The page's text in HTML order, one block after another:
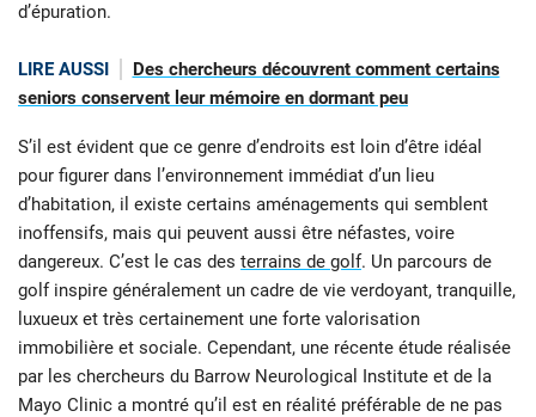
d’épuration.
LIRE AUSSI
Des chercheurs découvrent comment certains
seniors conservent leur mémoire en dormant peu
S’il est évident que ce genre d’endroits est loin d’être idéal
pour figurer dans l’environnement immédiat d’un lieu
d’habitation, il existe certains aménagements qui semblent
inoffensifs, mais qui peuvent aussi être néfastes, voire
dangereux. C’est le cas des terrains de golf. Un parcours de
golf inspire généralement un cadre de vie verdoyant, tranquille,
luxueux et très certainement une forte valorisation
immobilière et sociale. Cependant, une récente étude réalisée
par les chercheurs du Barrow Neurological Institute et de la
Mayo Clinic a montré qu’il est en réalité préférable de ne pas